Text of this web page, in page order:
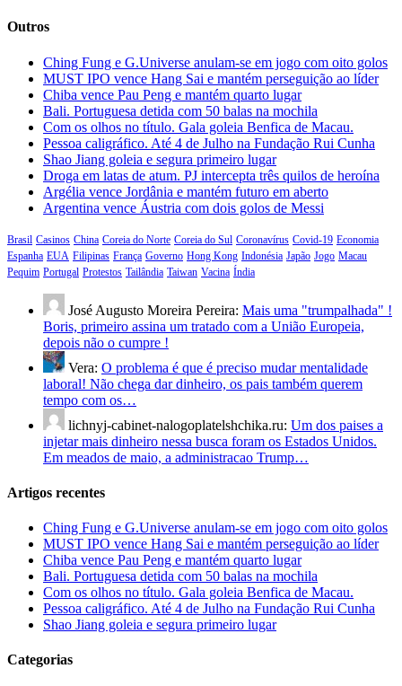
Outros
Ching Fung e G.Universe anulam-se em jogo com oito golos
MUST IPO vence Hang Sai e mantém perseguição ao líder
Chiba vence Pau Peng e mantém quarto lugar
Bali. Portuguesa detida com 50 balas na mochila
Com os olhos no título. Gala goleia Benfica de Macau.
Pessoa caligráfico. Até 4 de Julho na Fundação Rui Cunha
Shao Jiang goleia e segura primeiro lugar
Droga em latas de atum. PJ intercepta três quilos de heroína
Argélia vence Jordânia e mantém futuro em aberto
Argentina vence Áustria com dois golos de Messi
Brasil Casinos China Coreia do Norte Coreia do Sul Coronavírus Covid-19 Economia
Espanha EUA Filipinas França Governo Hong Kong Indonésia Japão Jogo Macau
Pequim Portugal Protestos Tailândia Taiwan Vacina Índia
José Augusto Moreira Pereira: Mais uma "trumpalhada" !
Boris, primeiro assina um tratado com a União Europeia,
depois não o cumpre !
Vera: O problema é que é preciso mudar mentalidade
laboral! Não chega dar dinheiro, os pais também querem
tempo com os…
lichnyj-cabinet-nalogoplatelshchika.ru: Um dos paises a
injetar mais dinheiro nessa busca foram os Estados Unidos.
Em meados de maio, a administracao Trump…
Artigos recentes
Ching Fung e G.Universe anulam-se em jogo com oito golos
MUST IPO vence Hang Sai e mantém perseguição ao líder
Chiba vence Pau Peng e mantém quarto lugar
Bali. Portuguesa detida com 50 balas na mochila
Com os olhos no título. Gala goleia Benfica de Macau.
Pessoa caligráfico. Até 4 de Julho na Fundação Rui Cunha
Shao Jiang goleia e segura primeiro lugar
Categorias